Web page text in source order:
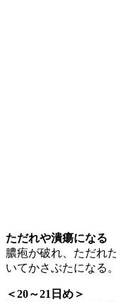
ただれや潰瘍になる
膿疱が破れ、ただれ
いてかさぶたになる。
＜20～21日め＞